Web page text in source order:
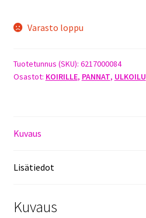
Varasto loppu
Tuotetunnus (SKU): 6217000084
Osastot: KOIRILLE, PANNAT, ULKOILU
Kuvaus
Lisätiedot
Kuvaus